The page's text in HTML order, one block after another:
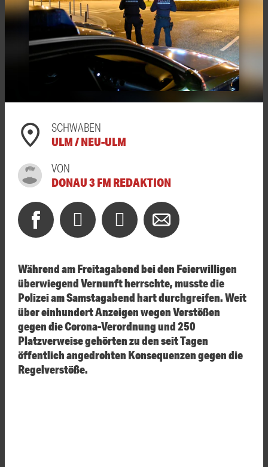
SCHWABEN
ULM / NEU-ULM
VON
DONAU 3 FM REDAKTION
Während am Freitagabend bei den Feierwilligen
überwiegend Vernunft herrschte, musste die
Polizei am Samstagabend hart durchgreifen. Weit
über einhundert Anzeigen wegen Verstößen
gegen die Corona-Verordnung und 250
Platzverweise gehörten zu den seit Tagen
öffentlich angedrohten Konsequenzen gegen die
Regelverstöße.